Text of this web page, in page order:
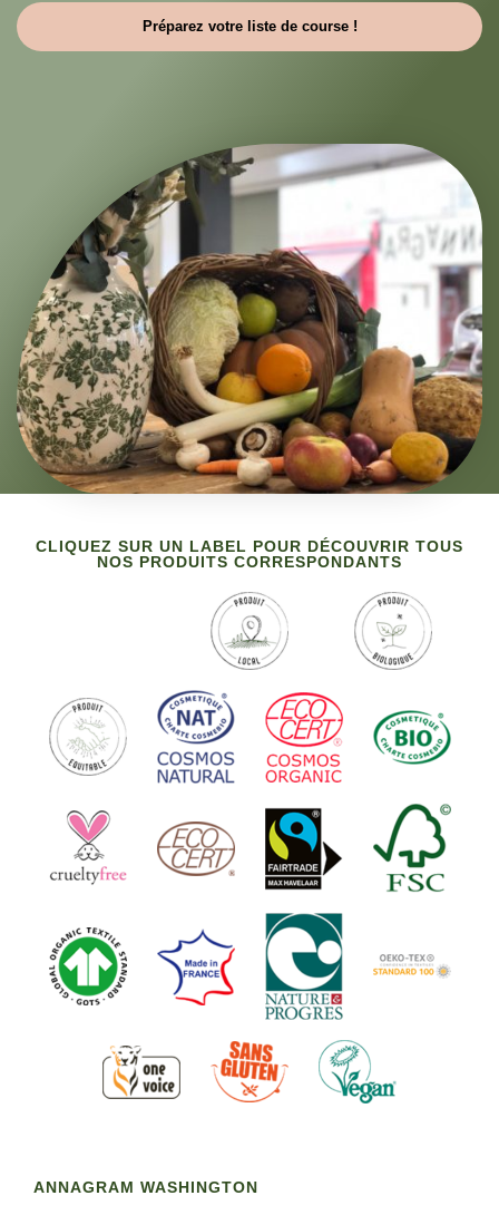
Préparez votre liste de course !
CLIQUEZ SUR UN LABEL POUR DÉCOUVRIR TOUS
NOS PRODUITS CORRESPONDANTS
ANNAGRAM WASHINGTON